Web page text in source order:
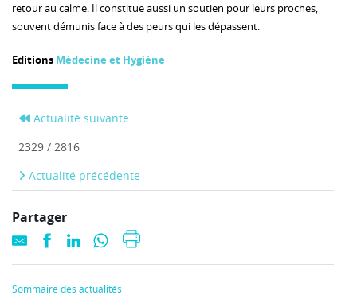
retour au calme. Il constitue aussi un soutien pour leurs proches,
souvent démunis face à des peurs qui les dépassent.
Editions Médecine et Hygiène
Actualité suivante
2329 / 2816
Actualité précédente
Partager
Sommaire des actualités